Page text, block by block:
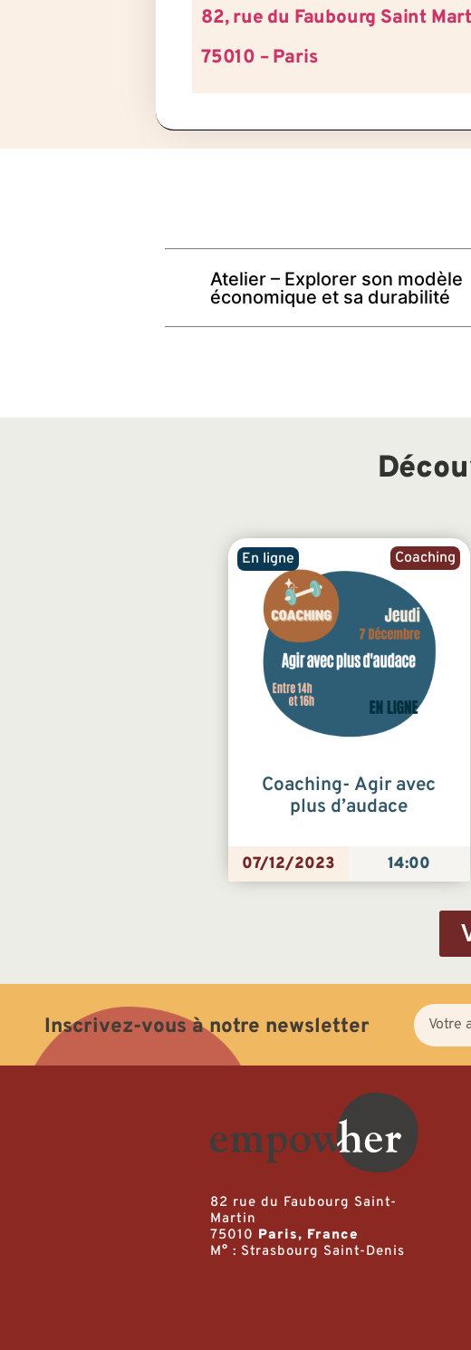
82, rue du Faubourg Saint
75010 – Paris
Atelier – Explorer son modèle
économique et sa durabilité
Coaching
En ligne
Coaching- Agir avec
plus d’audace
07/12/2023 14:00
Inscrivez-vous à notre newsletter
82 rue du Faubourg Saint-
Martin
75010 Paris, France
M° : Strasbourg Saint-Denis